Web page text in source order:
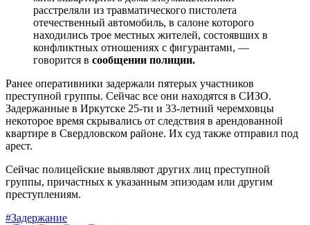
расстреляли из травматического пистолета
отечественный автомобиль, в салоне которого
находились трое местных жителей, состоявших в
конфликтных отношениях с фигурантами, —
говорится в сообщении полиции.
Ранее оперативники задержали пятерых участников
преступной группы. Сейчас все они находятся в СИЗО.
Задержанные в Иркутске 25-ти и 33-летний черемховцы
некоторое время скрывались от следствия в арендованной
квартире в Свердловском районе. Их суд также отправил под
арест.
Сейчас полицейские выявляют других лиц преступной
группы, причастных к указанным эпизодам или другим
преступлениям.
#Задержание